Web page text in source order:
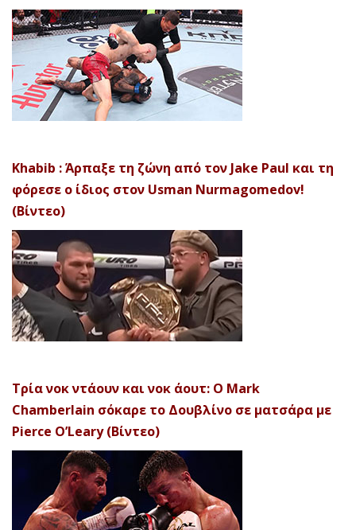
Khabib : Άρπαξε τη ζώνη από τον Jake Paul και τη
φόρεσε ο ίδιος στον Usman Nurmagomedov!
(Βίντεο)
Τρία νοκ ντάουν και νοκ άουτ: Ο Mark
Chamberlain σόκαρε το Δουβλίνο σε ματσάρα με
Pierce O’Leary (Βίντεο)